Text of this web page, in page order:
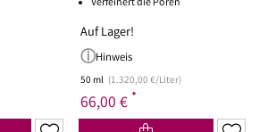
Auf Lager!
Hinweis
50 ml (1.320,00 €/Liter)
66,00 € *